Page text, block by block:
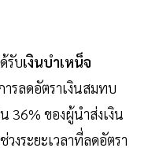
รับเงินบำเหน็จ
รลดอัตราเงินสมทบ
36% ของผู้นำส่งเงิน
งระยะเวลาที่ลดอัตรา